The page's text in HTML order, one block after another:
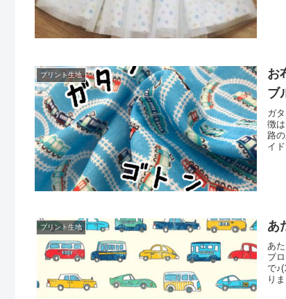
プリント生地
お
ブ
ガ
徴
路
イ
プリント生地 あ
あ
ブ
で
り